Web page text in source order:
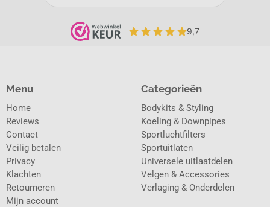
Categorieën
Bodykits & Styling
Koeling & Downpipes
Sportluchtfilters
Sportuitlaten
Universele uitlaatdelen
Velgen & Accessories
Verlaging & Onderdelen
Menu
Home
Reviews
Contact
Veilig betalen
Privacy
Klachten
Retourneren
Mijn account